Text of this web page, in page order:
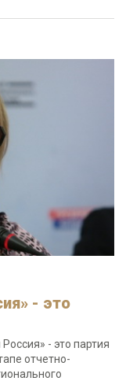
- это
- это партия
отчетно-